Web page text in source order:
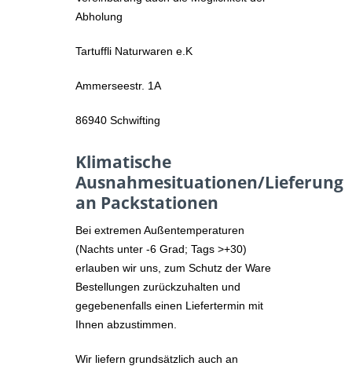
Abholung
Tartuffli Naturwaren e.K
Ammerseestr. 1A
86940 Schwifting
Klimatische
Ausnahmesituationen/Lieferung
an Packstationen
Bei extremen Außentemperaturen
(Nachts unter -6 Grad; Tags >+30)
erlauben wir uns, zum Schutz der Ware
Bestellungen zurückzuhalten und
gegebenenfalls einen Liefertermin mit
Ihnen abzustimmen.
Wir liefern grundsätzlich auch an